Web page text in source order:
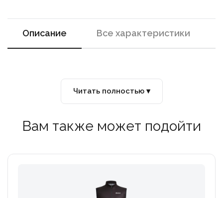
Описание Все характеристики
Читать полностью ▾
Вам также может подойти